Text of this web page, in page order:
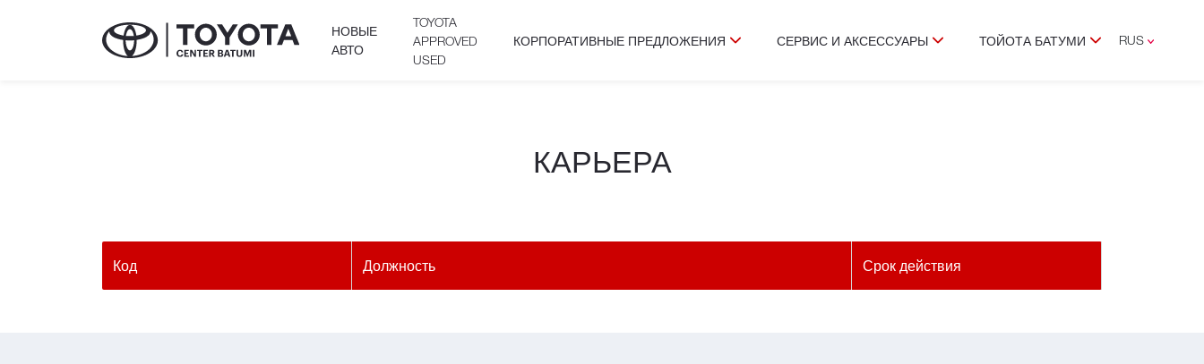
НОВЫЕ
АВТО
TOYOTA
APPROVED
USED
КОРПОРАТИВНЫЕ ПРЕДЛОЖЕНИЯ СЕРВИС И АКСЕССУАРЫ ТОЙОТА БАТУМИ
RUS
КАРЬЕРА
Код Должность Срок действия